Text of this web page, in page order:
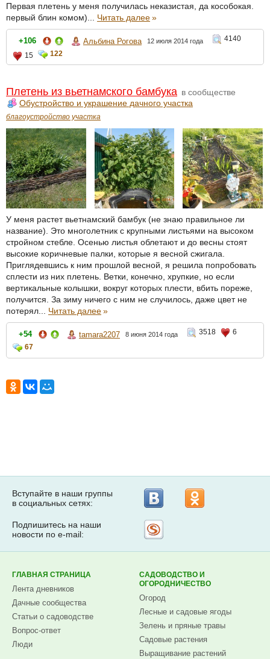
Первая плетень у меня получилась неказистая, да кособокая.
первый блин комом)... Читать далее»
+106 Альбина Рогова 12 июля 2014 года
4140
15
122
Плетень из вьетнамского бамбука в сообществе
Обустройство и украшение дачного участка
благоустройство участка
У меня растет вьетнамский бамбук (не знаю правильное ли
название). Это многолетник с крупными листьями на высоком
стройном стебле. Осенью листья облетают и до весны стоят
высокие коричневые палки, которые я весной сжигала.
Приглядевшись к ним прошлой весной, я решила попробовать
сплести из них плетень. Ветки, конечно, хрупкие, но если
вертикальные колышки, вокруг которых плести, вбить пореже,
получится. За зиму ничего с ним не случилось, даже цвет не
потерял... Читать далее»
+54 tamara2207 8 июня 2014 года 3518
6
67
Вступайте в наши группы
в социальных сетях:
Подпишитесь на наши
новости по e-mail:
ГЛАВНАЯ СТРАНИЦА
Лента дневников
Дачные сообщества
Статьи о садоводстве
Вопрос-ответ
Люди
САДОВОДСТВО И
ОГОРОДНИЧЕСТВО
Огород
Лесные и садовые ягоды
Зелень и пряные травы
Садовые растения
Выращивание растений